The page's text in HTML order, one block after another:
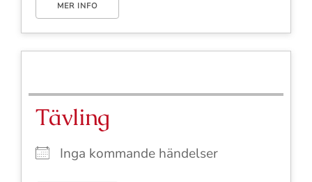
MER INFO
Tävling
Inga kommande händelser